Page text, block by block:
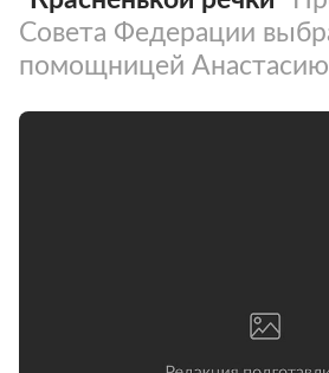
Совета Федерации
помощницей